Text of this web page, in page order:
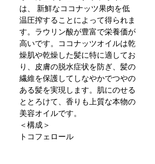
は、 新鮮なココナッツ果肉を低
温圧搾することによって得られま
す。ラウリン酸が豊富で栄養価が
高いです。ココナッツオイルは乾
燥肌や乾燥した髪に特に適してお
り、皮膚の脱水症状を防ぎ、髪の
繊維を保護してしなやかでつやの
ある髪を実現します。肌にのせる
ととろけて、香りも上質な本物の
美容オイルです。
＜構成＞
トコフェロール